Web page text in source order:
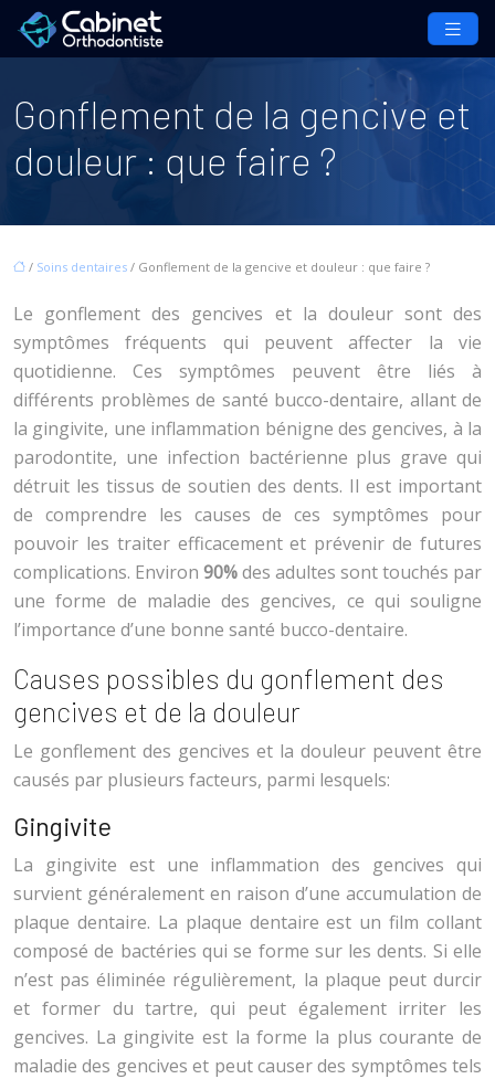
Gonflement de la gencive et
douleur : que faire ?
/ Soins dentaires / Gonflement de la gencive et douleur : que faire ?
Le gonflement des gencives et la douleur sont des
symptômes fréquents qui peuvent affecter la vie
quotidienne. Ces symptômes peuvent être liés à
différents problèmes de santé bucco-dentaire, allant de
la gingivite, une inflammation bénigne des gencives, à la
parodontite, une infection bactérienne plus grave qui
détruit les tissus de soutien des dents. Il est important
de comprendre les causes de ces symptômes pour
pouvoir les traiter efficacement et prévenir de futures
complications. Environ 90%des adultes sont touchés par
une forme de maladie des gencives, ce qui souligne
l’importance d’une bonne santé bucco-dentaire.
Causes possibles du gonflement des
gencives et de la douleur
Le gonflement des gencives et la douleur peuvent être
causés par plusieurs facteurs, parmi lesquels:
Gingivite
La gingivite est une inflammation des gencives qui
survient généralement en raison d’une accumulation de
plaque dentaire. La plaque dentaire est un film collant
composé de bactéries qui se forme sur les dents. Si elle
n’est pas éliminée régulièrement, la plaque peut durcir
et former du tartre, qui peut également irriter les
gencives. La gingivite est la forme la plus courante de
maladie des gencives et peut causer des symptômes tels